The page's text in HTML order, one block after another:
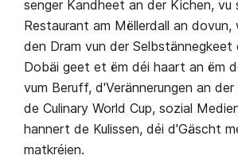
senger Kandheet an der Kichen, vu
Restaurant am Mëllerdall an dovun,
den Dram vun der
Dobäi geet et ëm déi haart an ëm
vum Beruff, d'Verännerungen an
de Culinary World Cup, sozial
hannert de Kulissen, déi d'Gäscht
matkréien.